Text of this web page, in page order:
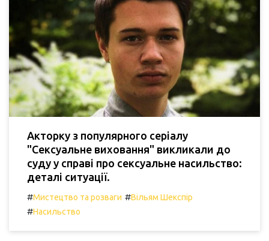
Акторку з популярного серіалу
"Сексуальне виховання" викликали до
суду у справі про сексуальне насильство:
деталі ситуації.
#Мистецтво та розваги #Вільям Шекспір
#Насильство